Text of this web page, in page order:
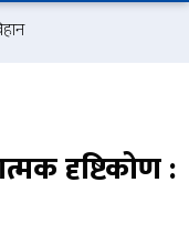
दृष्टिकोण :